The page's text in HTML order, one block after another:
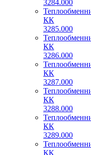
3284.000
КК
3285.000
КК
3286.000
КК
3287.000
КК
3288.000
КК
3289.000
КК